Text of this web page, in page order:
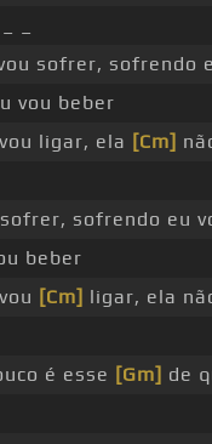
sofrer, sofrendo
vou beber
ligar, ela [Cm]
sofrendo eu
beber
[Cm] ligar, ela
é esse [Gm] de